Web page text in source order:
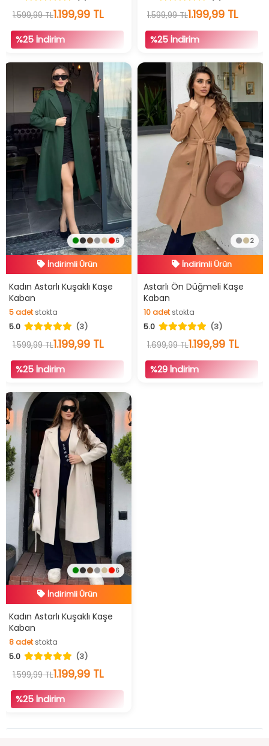
1.599,99 TL1.199,99 TL
%25 İndirim
1.599,99 TL1.199,99 TL
%25 İndirim
6
İndirimli Ürün
Hızlı Teslimat
İndirimli Ürün
Kadın Astarlı Kuşaklı Kaşe
Kaban
5adetstokta
5adetstokta
5.0
(3)
1.599,99 TL1.199,99 TL
%25 İndirim
2
İndirimli Ürün
Hızlı Teslimat
İndirimli Ürün
Astarlı Ön Düğmeli Kaşe
Kaban
10adetstokta
10adetstokta
5.0
(3)
1.699,99 TL1.199,99 TL
%29 İndirim
6
İndirimli Ürün
Hızlı Teslimat
İndirimli Ürün
Kadın Astarlı Kuşaklı Kaşe
Kaban
8adetstokta
8adetstokta
5.0
(3)
1.599,99 TL1.199,99 TL
%25 İndirim